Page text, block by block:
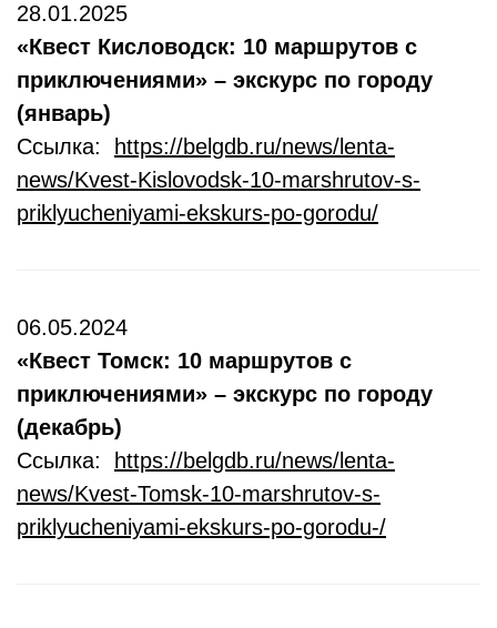
28.01.2025
«Квест Кисловодск: 10 маршрутов с
приключениями» – экскурс по городу
(январь)
Ссылка:
https://belgdb.ru/news/lenta-
news/Kvest-Kislovodsk-10-marshrutov-s-
priklyucheniyami-ekskurs-po-gorodu/
06.05.2024
«Квест Томск: 10 маршрутов с
приключениями» – экскурс по городу
(декабрь)
Ссылка:
https://belgdb.ru/news/lenta-
news/Kvest-Tomsk-10-marshrutov-s-
priklyucheniyami-ekskurs-po-gorodu-/